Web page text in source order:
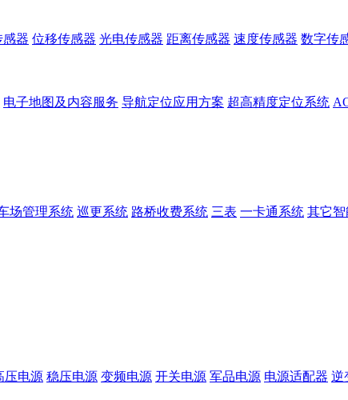
感器 位移传感器 光电传感器 距离传感器 速度传感器 数字传
电子地图及内容服务 导航定位应用方案 超高精度定位系统
场管理系统 巡更系统 路桥收费系统 三表 一卡通系统 其它
压电源 稳压电源 变频电源 开关电源 军品电源 电源适配器 逆